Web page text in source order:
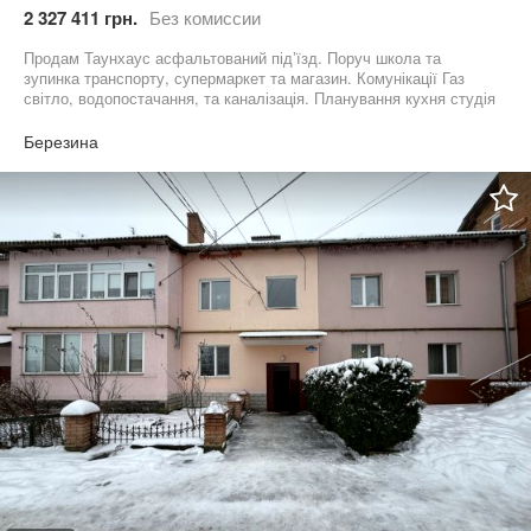
2 327 411 грн. Без комиссии
Продам Таунхаус асфальтований підʼїзд. Поруч школа та
зупинка транспорту, супермаркет та магазин. Комунікації Газ
світло, водопостачання, та каналізація. Планування кухня студія
Березина